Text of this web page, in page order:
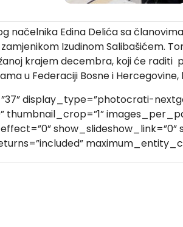
načelnika Edina Delića sa
Izudinom Salibašićem.
krajem decembra, koji će
u Federaciji Bosne i
display_type=”photocrati-
thumbnail_crop=”1”
show_slideshow_link=”0”